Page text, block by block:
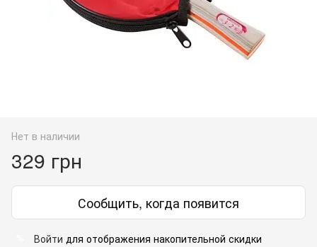
Нет в наличии
329 грн
Сообщить, когда появится
Войти для отображения накопительной скидки